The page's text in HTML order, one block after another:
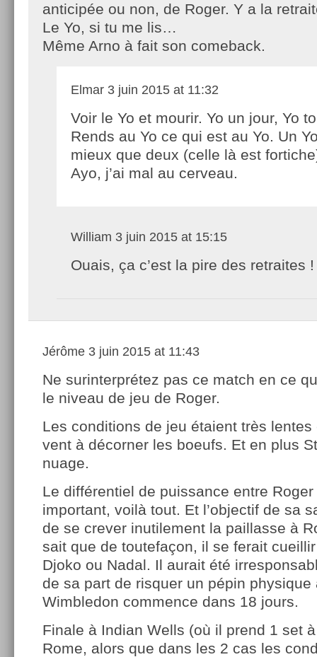
anticipée ou non, de Roger. Y a la
Le Yo, si tu me lis…
Même Arno à fait son comeback.
Elmar 3 juin 2015 at 11:32
Voir le Yo et mourir. Yo un jour, Yo
Rends au Yo ce qui est au Yo. Un
mieux que deux (celle là est
Ayo, j’ai mal au cerveau.
William 3 juin 2015 at 15:15
Ouais, ça c’est la pire des retraites !
Jérôme 3 juin 2015 at 11:43
Ne surinterprétez pas ce match en ce
le niveau de jeu de Roger.
Les conditions de jeu étaient très
vent à décorner les boeufs. Et en plus
nuage.
Le différentiel de puissance entre
important, voilà tout. Et l’objectif de sa
de se crever inutilement la paillasse à
sait que de toutefaçon, il se ferait
Djoko ou Nadal. Il aurait été
de sa part de risquer un pépin physique
Wimbledon commence dans 18 jours.
Finale à Indian Wells (où il prend 1 set
Rome, alors que dans les 2 cas les